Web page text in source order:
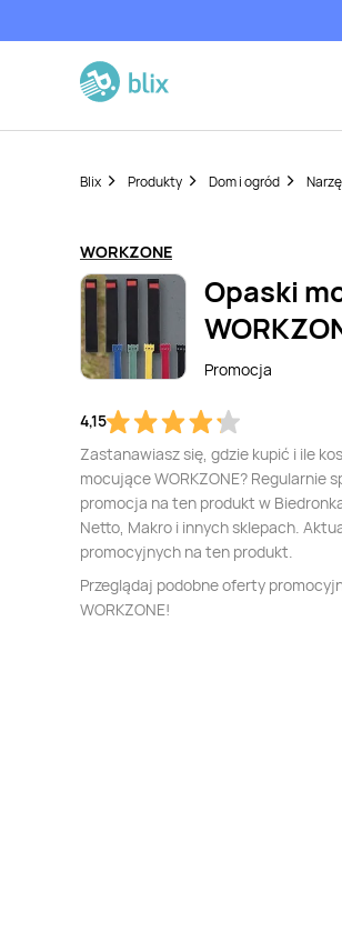
Blix Produkty Dom i ogród
WORKZONE
Opaski
Promocja
4,15
Zastanawiasz się, gdzie kupić i ile
mocujące WORKZONE? Regularnie
promocja na ten produkt w
Netto, Makro i innych sklepach.
promocyjnych na ten produkt.
Przeglądaj podobne oferty
WORKZONE!